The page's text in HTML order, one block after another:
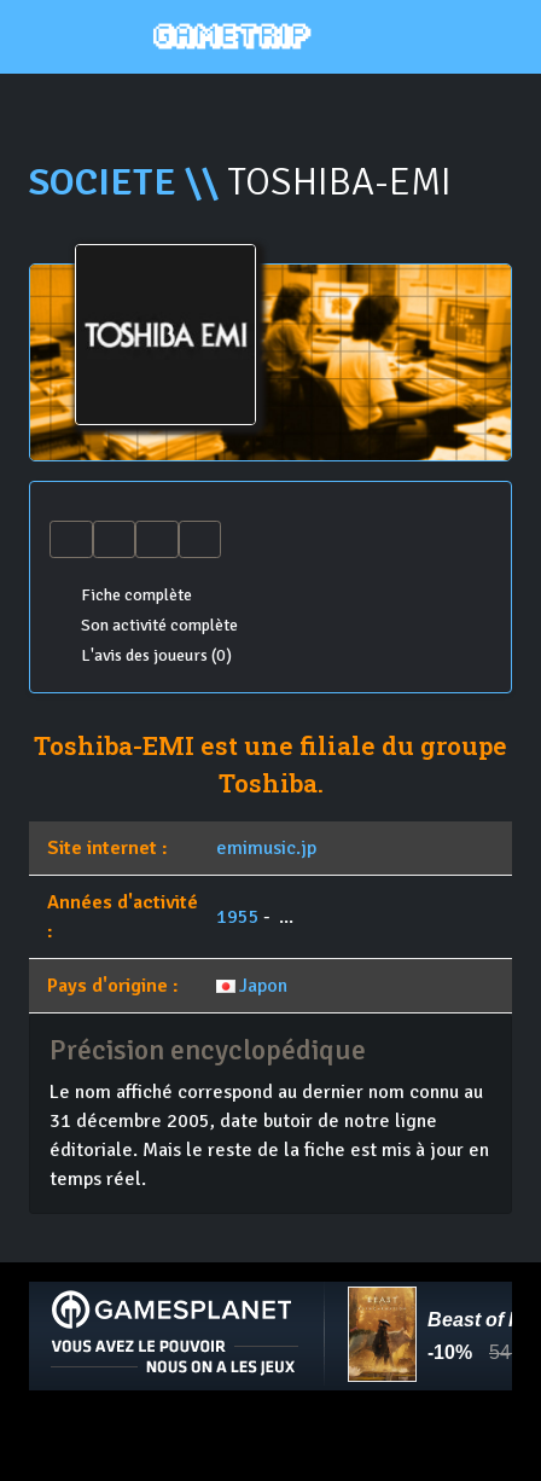
SOCIETE \\ TOSHIBA-EMI
Fiche complète
Son activité complète
L'avis des joueurs (0)
Toshiba-EMI est une filiale du groupe
Toshiba.
Site internet : emimusic.jp
Années d'activité
:
1955 - ...
Pays d'origine : Japon
Précision encyclopédique
Le nom affiché correspond au dernier nom connu au
31 décembre 2005, date butoir de notre ligne
éditoriale. Mais le reste de la fiche est mis à jour en
temps réel.